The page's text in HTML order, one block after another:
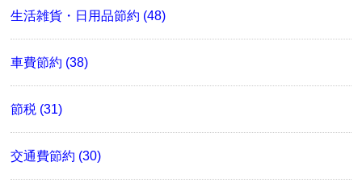
生活雑貨・日用品節約 (48)
車費節約 (38)
節税 (31)
交通費節約 (30)